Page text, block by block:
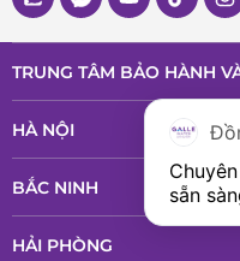
TRUNG TÂM BẢO HÀNH
HÀ NỘI
BẮC NINH
HẢI PHÒNG
sẵn